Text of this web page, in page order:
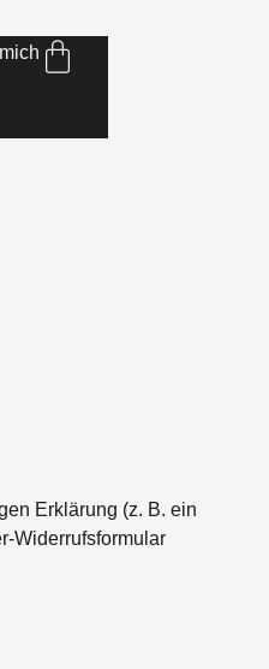
Erklärung (z. B. ein
Widerrufsformular